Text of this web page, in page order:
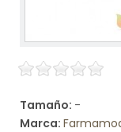
Tamaño: -
Marca: